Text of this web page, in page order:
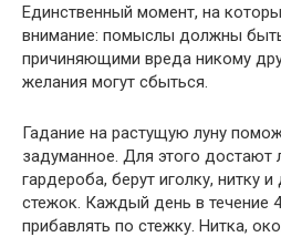
Единственный момент, на
внимание: помыслы должны
причиняющими вреда никому
желания могут сбыться.
Гадание на растущую луну
задуманное. Для этого
гардероба, берут иголку, нитку
стежок. Каждый день в течение
прибавлять по стежку. Нитка,